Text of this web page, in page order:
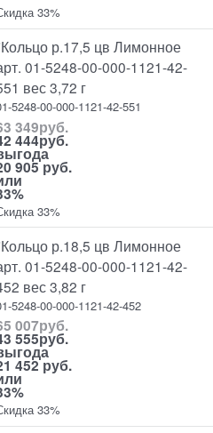
33%
р.17,5 цв Лимонное
01-5248-00-000-1121-42-
вес 3,72 г
5248-00-000-1121-42-551
349руб.
444руб.
905 руб.
33%
р.18,5 цв Лимонное
01-5248-00-000-1121-42-
вес 3,82 г
5248-00-000-1121-42-452
007руб.
555руб.
452 руб.
33%